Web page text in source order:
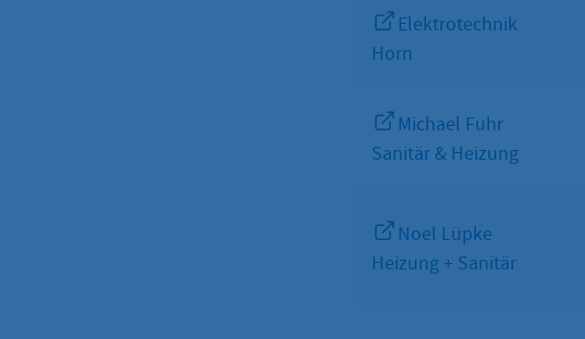
Elektrotechnik
Horn
Michael Fuhr
Sanitär & Heizung
Noel Lüpke
Heizung + Sanitär